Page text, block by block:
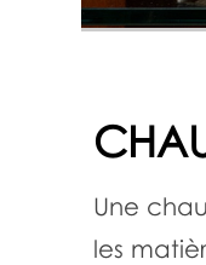
Une
les